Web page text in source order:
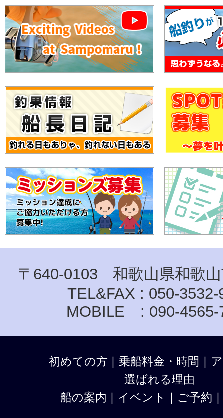
〒640-0103 和歌山県和歌山
TEL&FAX : 050-3532-
MOBILE : 090-4565-
初めての方 ｜ 乗船料金・時間 ｜
選ばれる理由
船の案内 ｜ イベント ｜ ご予約 ｜